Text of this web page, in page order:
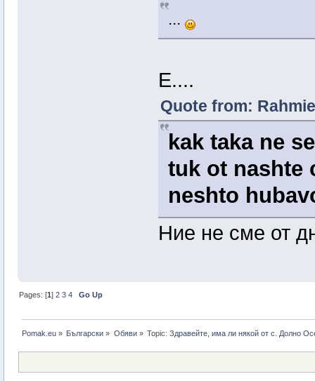
...
Е....
Quote from:
kak taka ne
tuk ot nashte
neshto
Ние не сме от
Pages: [1]2 3 4 Go Up
Pomak.eu » Български » Oбяви» Topic:Здравейте, има ли някой от с. Долно